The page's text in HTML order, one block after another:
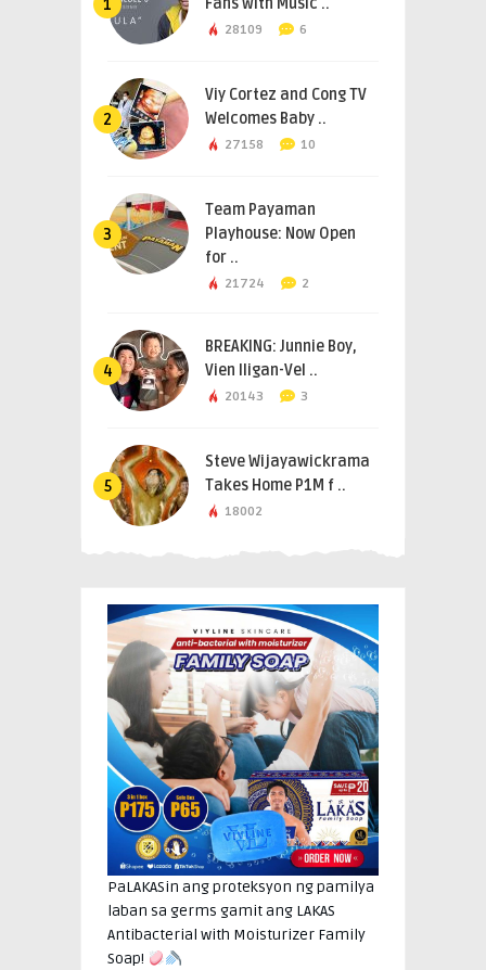
1
Fans with Music ..
28109 6
2
Viy Cortez and Cong TV
Welcomes Baby ..
27158 10
3
Team Payaman
Playhouse: Now Open
for ..
21724 2
4
BREAKING: Junnie Boy,
Vien Iligan-Vel ..
20143 3
5
Steve Wijayawickrama
Takes Home P1M f ..
18002
PaLAKASin ang proteksyon ng pamilya
laban sa germs gamit ang LAKAS
Antibacterial with Moisturizer Family
Soap!